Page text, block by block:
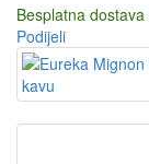
Besplatna dostava
Podijeli